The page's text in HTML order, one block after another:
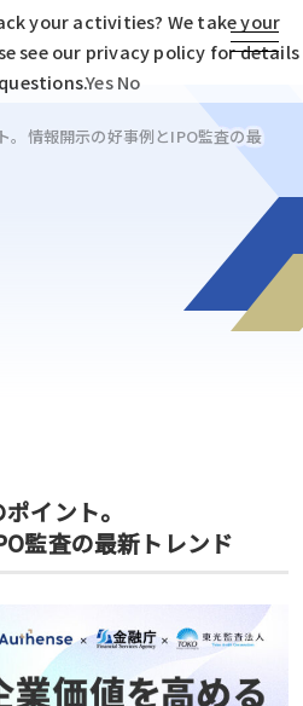
情報開示の好事例とIPO監査の最
イント。
監査の最新トレンド
your activities? We take your
see our privacy policy for details
Yes No